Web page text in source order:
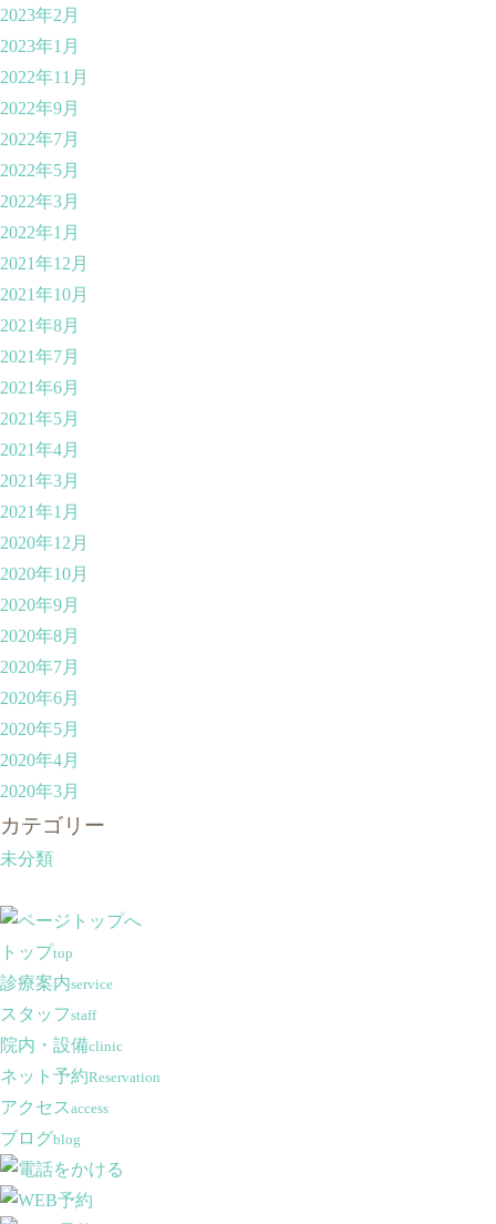
2023年2月
2023年1月
2022年11月
2022年9月
2022年7月
2022年5月
2022年3月
2022年1月
2021年12月
2021年10月
2021年8月
2021年7月
2021年6月
2021年5月
2021年4月
2021年3月
2021年1月
2020年12月
2020年10月
2020年9月
2020年8月
2020年7月
2020年6月
2020年5月
2020年4月
2020年3月
カテゴリー
未分類
トップtop
診療案内service
スタッフstaff
院内・設備clinic
ネット予約Reservation
アクセス access
ブログblog